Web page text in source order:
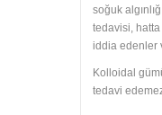
soğuk
tedavisi,
iddia edenler
Kolloidal
tedavi